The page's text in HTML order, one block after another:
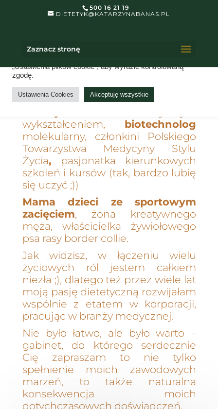
500 16 21 19
DIETETYK@KATARZYNABANAS.PL
Zaznacz stronę
wykształceniem, biotechnolog
molekularny, członkini Polskiego
Towarzystwa Medycyny Stylu
Życia, pasjonatka kierunkowych
szkoleń i kursów (tak, bardzo lubię
się uczyć ;))
Mama dzieci ze sportowym
zacięciem, żona kreatywnego
męża, właścicielka żywiołowego
psa rasy border collie.
Jak widzisz, w łączeniu wielu
życiowych ról jestem całkiem
niezła ;), dlatego też przez wiele lat
moją pasję dietetyczną rozwijałam
wspólnie z etatem w korporacji,
pracując w branży medycznej.
Nie było łatwo, ale było warto –
gabinet, do którego serdecznie
Cię zapraszam to nie tylko
spełnienie moich zawodowych
marzeń, to także naturalna
konsekwencja moich
dotychczasowych doświadczeń.
Dbam o Twoją prywatność.
„Akceptuj wszystko”, wyrażasz zgodę na użycie
„Ustawienia plików cookie”, aby wyrazić kontrolowaną
zgodę.
Ustawienia Cookies Akceptuję wszystkie